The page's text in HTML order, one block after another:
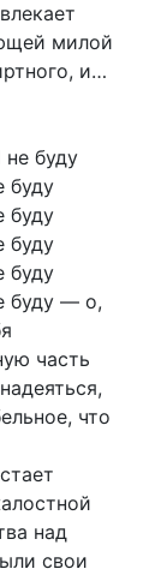
милой
и…
не буду
буду
буду
буду
буду
буду — о,
часть
что
над
свои